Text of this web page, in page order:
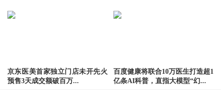
京东医美首家独立门店未开先火
预售3天成交额破百万...
百度健康将联合10万医生打造超1
亿条AI科普，直指大模型“幻...